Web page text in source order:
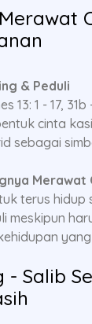
& Peduli
13: 1 - 17,
cinta
sebagai
Merawat
terus hidup
meskipun
- Salib